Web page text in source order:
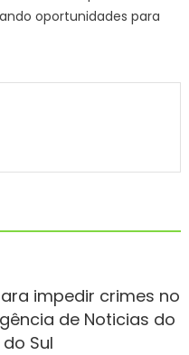
oportunidades para
impedir crimes no
de Noticias do
Sul